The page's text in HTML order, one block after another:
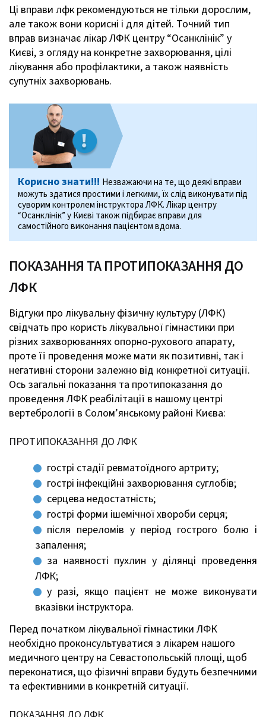
Ці вправи лфк рекомендуються не тільки дорослим,
але також вони корисні і для дітей. Точний тип
вправ визначає лікар ЛФК центру “Осанклінік” у
Києві, з огляду на конкретне захворювання, цілі
лікування або профілактики, а також наявність
супутніх захворювань.
Корисно знати!!! Незважаючи на те, що деякі вправи
можуть здатися простими і легкими, їх слід виконувати під
суворим контролем інструктора ЛФК. Лікар центру
“Осанклінік” у Києві також підбирає вправи для
самостійного виконання пацієнтом вдома.
ПОКАЗАННЯ ТА ПРОТИПОКАЗАННЯ ДО
ЛФК
Відгуки про лікувальну фізичну культуру (ЛФК)
свідчать про користь лікувальної гімнастики при
різних захворюваннях опорно-рухового апарату,
проте її проведення може мати як позитивні, так і
негативні сторони залежно від конкретної ситуації.
Ось загальні показання та протипоказання до
проведення ЛФК реабілітації в нашому центрі
вертебрології в Солом’янському районі Києва:
ПРОТИПОКАЗАННЯ ДО ЛФК
гострі стадії ревматоїдного артриту;
гострі інфекційні захворювання суглобів;
серцева недостатність;
гострі форми ішемічної хвороби серця;
після переломів у період гострого болю і
запалення;
за наявності пухлин у ділянці проведення
ЛФК;
у разі, якщо пацієнт не може виконувати
вказівки інструктора.
Перед початком лікувальної гімнастики ЛФК
необхідно проконсультуватися з лікарем нашого
медичного центру на Севастопольській площі, щоб
переконатися, що фізичні вправи будуть безпечними
та ефективними в конкретній ситуації.